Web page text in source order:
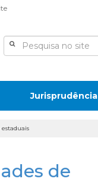
Jurisprudência
de